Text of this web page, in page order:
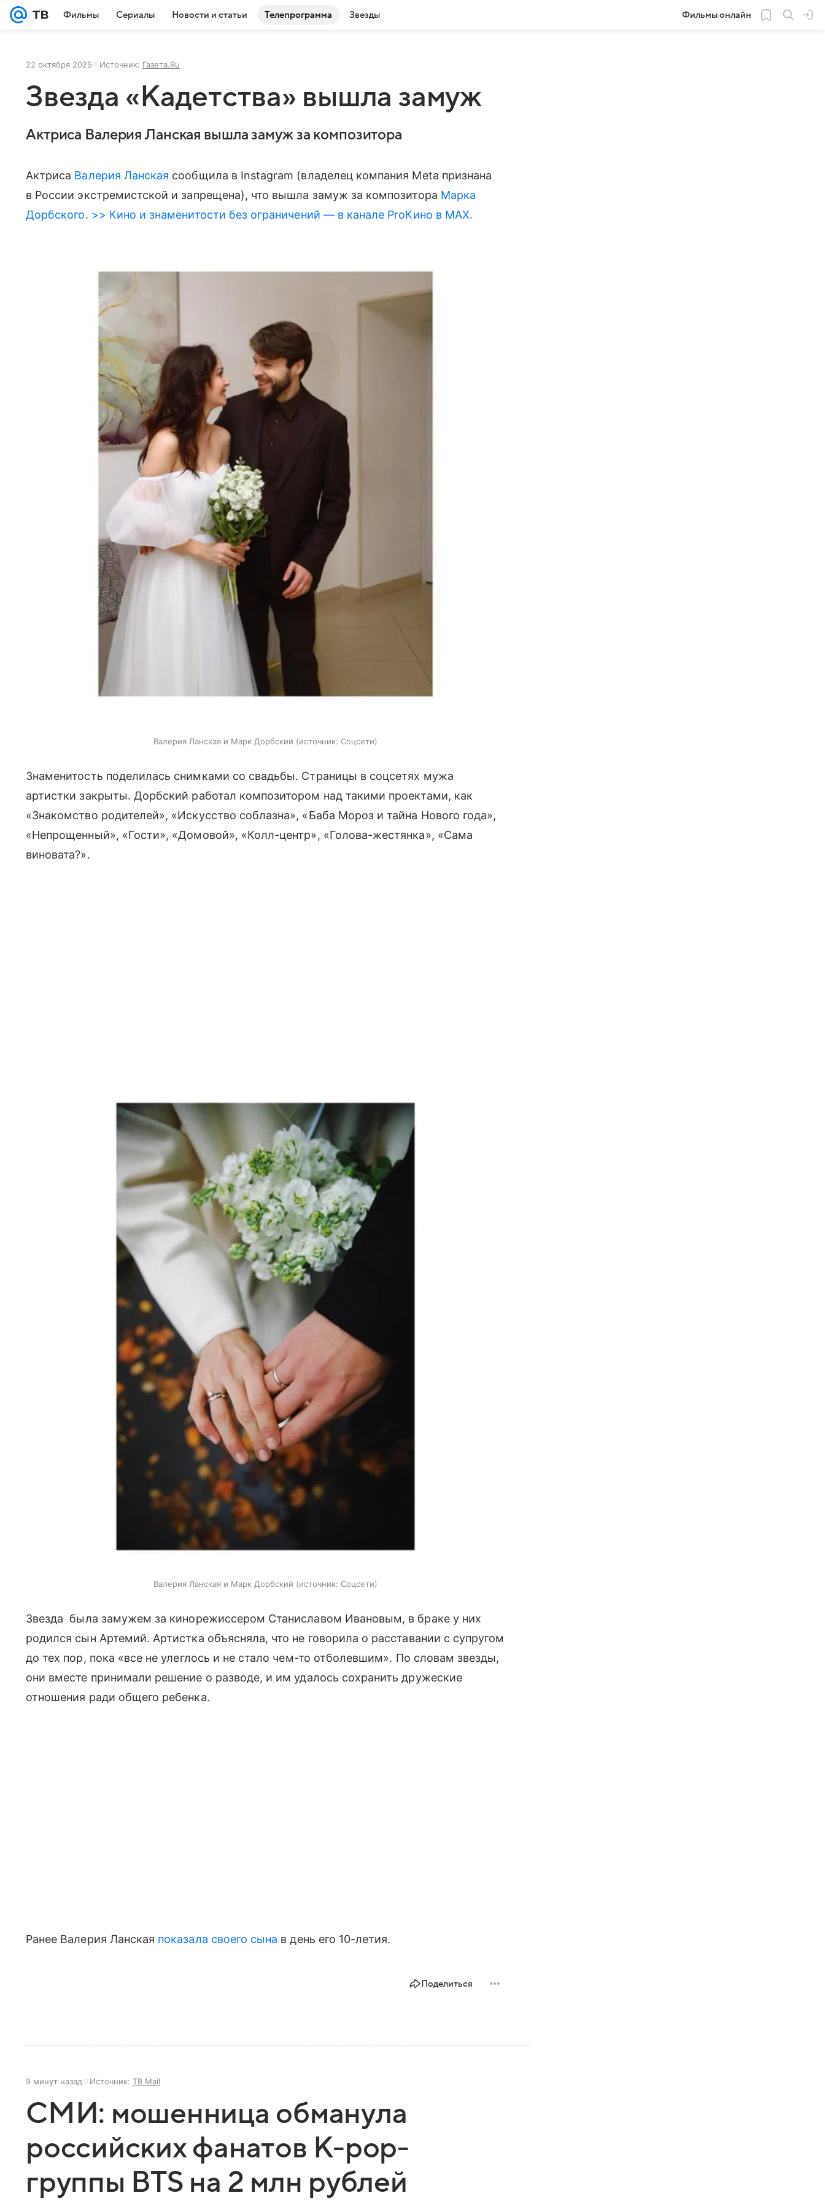
Фильмы Сериалы Новости и статьи Телепрограмма Звезды Фильмы онлайн
22 октября 2025 Источник: Газета.Ru
Звезда «Кадетства» вышла замуж
Актриса Валерия Ланская вышла замуж за композитора
Актриса Валерия Ланская сообщила в Instagram (владелец компания Meta признана
в России экстремистской и запрещена), что вышла замуж за композитора Марка
Дорбского. >> Кино и знаменитости без ограничений — в канале ProКино в MAX.
Валерия Ланская и Марк Дорбский источник: Соцсети
Знаменитость поделилась снимками со свадьбы. Страницы в соцсетях мужа
артистки закрыты. Дорбский работал композитором над такими проектами, как
«Знакомство родителей», «Искусство соблазна», «Баба Мороз и тайна Нового года»,
«Непрощенный», «Гости», «Домовой», «Колл-центр», «Голова-жестянка», «Сама
виновата?».
Валерия Ланская и Марк Дорбский источник: Соцсети
Звезда была замужем за кинорежиссером Станиславом Ивановым, в браке у них
родился сын Артемий. Артистка объясняла, что не говорила о расставании с супругом
до тех пор, пока «все не улеглось и не стало чем-то отболевшим». По словам звезды,
они вместе принимали решение о разводе, и им удалось сохранить дружеские
отношения ради общего ребенка.
Ранее Валерия Ланская показала своего сына в день его 10-летия.
Поделиться
9 минут назад Источник: ТВ Mail
СМИ: мошенница обманула
российских фанатов K-pop-
группы BTS на 2 млн рублей